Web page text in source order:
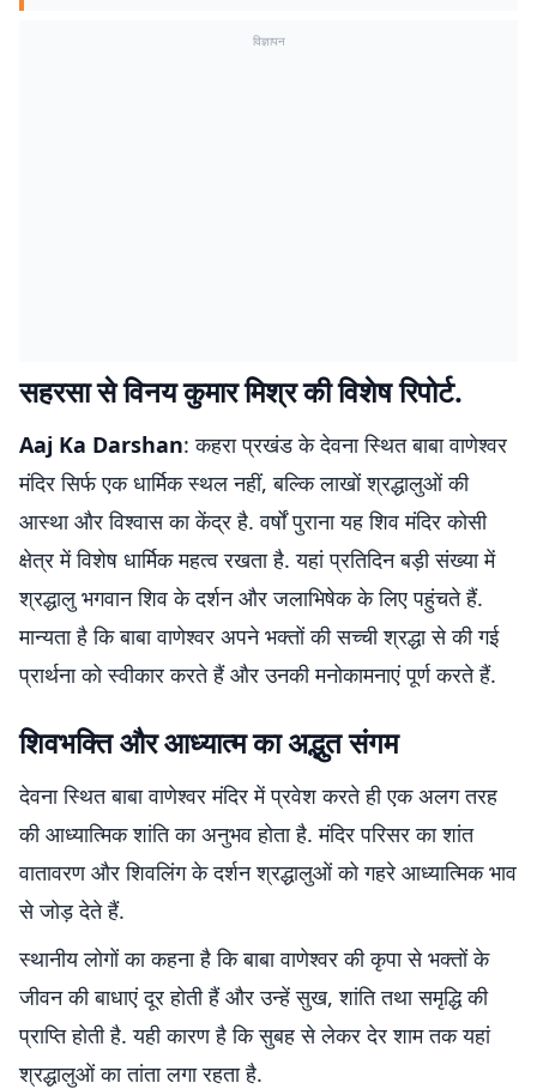
विज्ञापन
सहरसा से विनय कुमार मिश्र की विशेष रिपोर्ट.
Aaj Ka Darshan: कहरा प्रखंड के देवना स्थित बाबा वाणेश्वर
मंदिर सिर्फ एक धार्मिक स्थल नहीं, बल्कि लाखों श्रद्धालुओं की
आस्था और विश्वास का केंद्र है. वर्षों पुराना यह शिव मंदिर कोसी
क्षेत्र में विशेष धार्मिक महत्व रखता है. यहां प्रतिदिन बड़ी संख्या में
श्रद्धालु भगवान शिव के दर्शन और जलाभिषेक के लिए पहुंचते हैं.
मान्यता है कि बाबा वाणेश्वर अपने भक्तों की सच्ची श्रद्धा से की गई
प्रार्थना को स्वीकार करते हैं और उनकी मनोकामनाएं पूर्ण करते हैं.
शिवभक्ति और आध्यात्म का अद्भुत संगम
देवना स्थित बाबा वाणेश्वर मंदिर में प्रवेश करते ही एक अलग तरह
की आध्यात्मिक शांति का अनुभव होता है. मंदिर परिसर का शांत
वातावरण और शिवलिंग के दर्शन श्रद्धालुओं को गहरे आध्यात्मिक भाव
से जोड़ देते हैं.
स्थानीय लोगों का कहना है कि बाबा वाणेश्वर की कृपा से भक्तों के
जीवन की बाधाएं दूर होती हैं और उन्हें सुख, शांति तथा समृद्धि की
प्राप्ति होती है. यही कारण है कि सुबह से लेकर देर शाम तक यहां
श्रद्धालुओं का तांता लगा रहता है.